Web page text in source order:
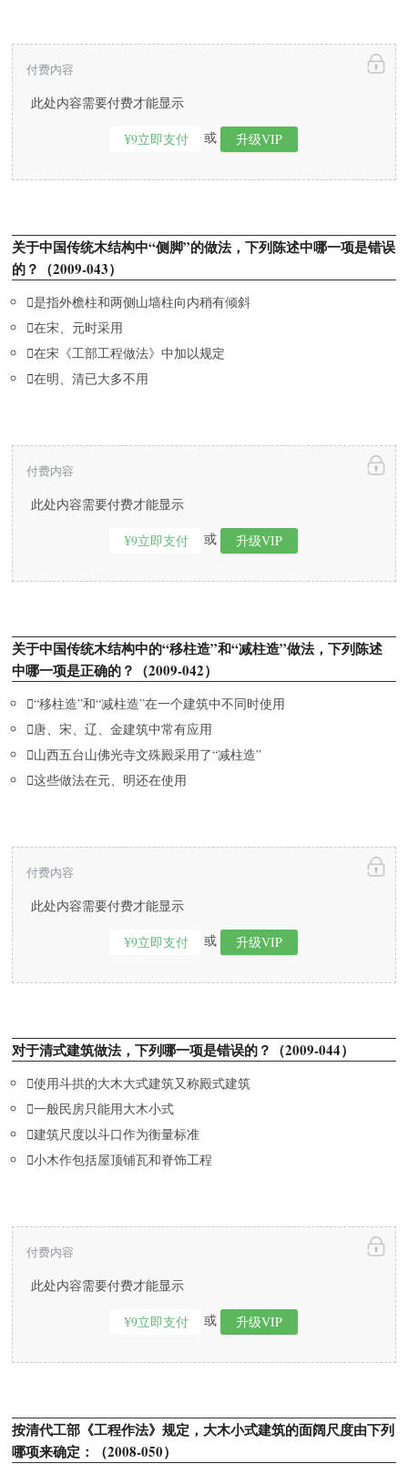
此处内容需要付费才能显示
¥9立即支付 或 升级VIP
付费内容
关于中国传统木结构中“侧脚”的做法，下列陈述中哪一项是错误
的？（2009-043）
是指外檐柱和两侧山墙柱向内稍有倾斜
在宋、元时采用
在宋《工部工程做法》中加以规定
在明、清已大多不用
此处内容需要付费才能显示
¥9立即支付 或 升级VIP
付费内容
关于中国传统木结构中的“移柱造”和“减柱造”做法，下列陈述
中哪一项是正确的？（2009-042）
“移柱造”和“减柱造”在一个建筑中不同时使用
唐、宋、辽、金建筑中常有应用
山西五台山佛光寺文殊殿采用了“减柱造”
这些做法在元、明还在使用
此处内容需要付费才能显示
¥9立即支付 或 升级VIP
付费内容
对于清式建筑做法，下列哪一项是错误的？（2009-044）
使用斗拱的大木大式建筑又称殿式建筑
一般民房只能用大木小式
建筑尺度以斗口作为衡量标准
小木作包括屋顶铺瓦和脊饰工程
此处内容需要付费才能显示
¥9立即支付 或 升级VIP
付费内容
按清代工部《工程作法》规定，大木小式建筑的面阔尺度由下列
哪项来确定：（2008-050）